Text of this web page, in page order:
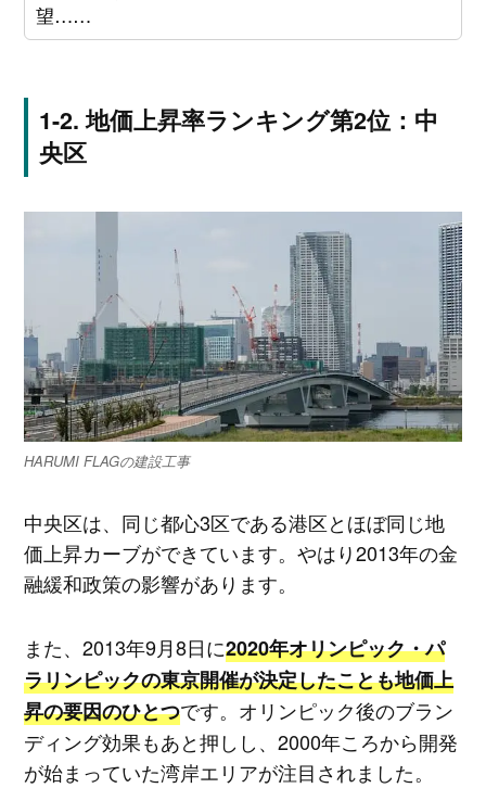
望……
地価上昇率ランキング第2位：中
央区
HARUMI FLAGの建設工事
中央区は、同じ都心3区である港区とほぼ同じ地
価上昇カーブができています。やはり2013年の金
融緩和政策の影響があります。
また、2013年9月8日に2020年オリンピック・パ
ラリンピックの東京開催が決定したことも地価上
昇の要因のひとつです。オリンピック後のブラン
ディング効果もあと押しし、2000年ころから開発
が始まっていた湾岸エリアが注目されました。